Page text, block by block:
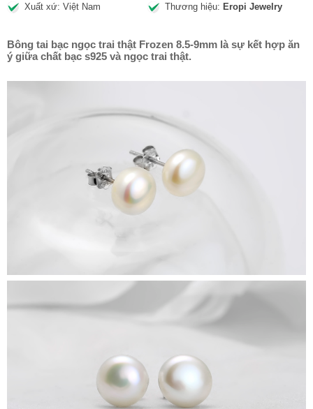
Xuất xứ: Việt Nam
Thương hiệu: Eropi Jewelry
Bông tai bạc ngọc trai thật Frozen 8.5-9mm là sự kết hợp ăn
ý giữa chất bạc s925 và ngọc trai thật.